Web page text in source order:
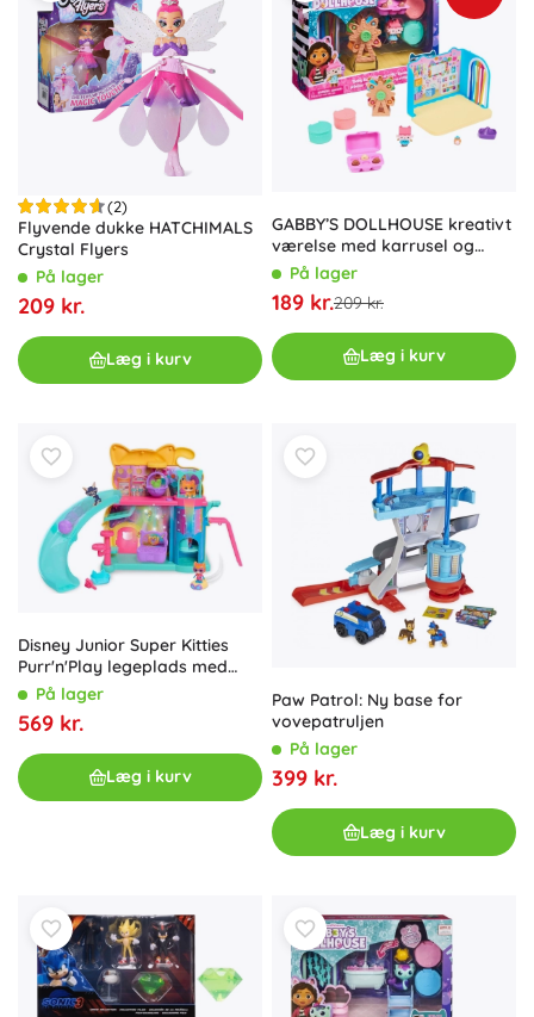
(2)
Flyvende dukke HATCHIMALS
Crystal Flyers
På lager
209 kr.
Læg i kurv
GABBY’S DOLLHOUSE kreativt
værelse med karrusel og
figur Teksturkat
På lager
189 kr.209 kr.
Læg i kurv
Disney Junior Super Kitties
Purr'n'Play legeplads med
figurer, lys og lyd
På lager
569 kr.
Læg i kurv
Paw Patrol: Ny base for
vovepatruljen
På lager
399 kr.
Læg i kurv